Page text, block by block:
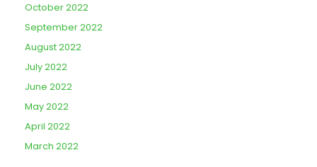
October 2022
September 2022
August 2022
July 2022
June 2022
May 2022
April 2022
March 2022